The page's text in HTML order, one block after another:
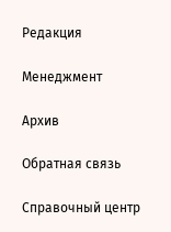
Редакция
Менеджмент
Архив
Обратная связь
Справочный центр